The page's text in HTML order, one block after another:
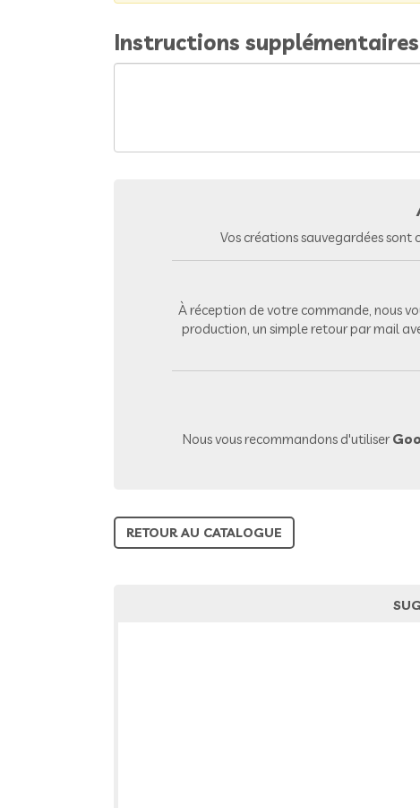
Instructions supplémentaires
Vos créations sauvegardées sont
À réception de votre commande, nous
production, un simple retour par mail
Nous vous recommandons d'utiliser
RETOUR AU CATALOGUE